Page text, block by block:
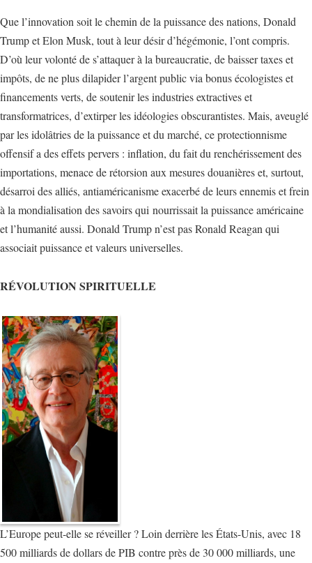
Que l’innovation soit le chemin de la puissance des nations, Donald
Trump et Elon Musk, tout à leur désir d’hégémonie, l’ont compris.
D’où leur volonté de s’attaquer à la bureaucratie, de baisser taxes et
impôts, de ne plus dilapider l’argent public via bonus écologistes et
financements verts, de soutenir les industries extractives et
transformatrices, d’extirper les idéologies obscurantistes. Mais, aveuglé
par les idolâtries de la puissance et du marché, ce protectionnisme
offensif a des effets pervers : inflation, du fait du renchérissement des
importations, menace de rétorsion aux mesures douanières et, surtout,
désarroi des alliés, antiaméricanisme exacerbé de leurs ennemis et frein
à la mondialisation des savoirs qui nourrissait la puissance américaine
et l’humanité aussi. Donald Trump n’est pas Ronald Reagan qui
associait puissance et valeurs universelles.
RÉVOLUTION SPIRITUELLE
L’Europe peut-elle se réveiller ? Loin derrière les États-Unis, avec 18
500 milliards de dollars de PIB contre près de 30 000 milliards, une